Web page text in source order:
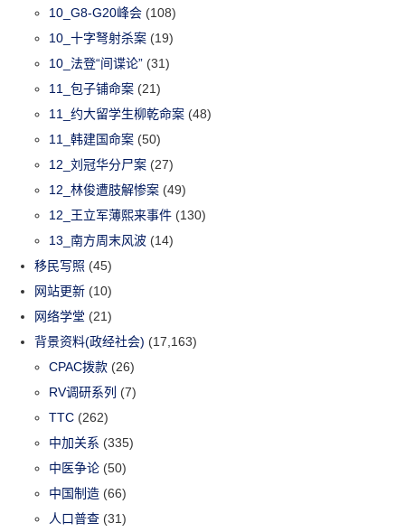
10_G8-G20峰会 (108)
10_十字弩射杀案 (19)
10_法登“间谍论” (31)
11_包子铺命案 (21)
11_约大留学生柳乾命案 (48)
11_韩建国命案 (50)
12_刘冠华分尸案 (27)
12_林俊遭肢解惨案 (49)
12_王立军薄熙来事件 (130)
13_南方周末风波 (14)
移民写照 (45)
网站更新 (10)
网络学堂 (21)
背景资料(政经社会) (17,163)
CPAC拨款 (26)
RV调研系列 (7)
TTC (262)
中加关系 (335)
中医争论 (50)
中国制造 (66)
人口普查 (31)